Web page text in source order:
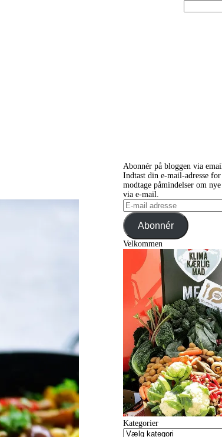
Abonnér på bloggen via
Indtast din e-mail-adresse
modtage påmindelser om
via e-mail.
E-
mail
adresseAbonnér
Velkommen
Kategorier
Kategorier